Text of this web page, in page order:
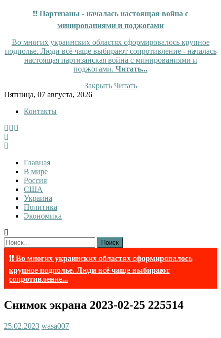
❗❗ Партизаны - началась настоящая война с
минированиями и поджогами
Во многих украинских областях сформировалось крупное
подполье. Люди всё чаще выбирают сопротивление - началась
настоящая партизанская война с минированиями и
поджогами. Читать...
Закрыть Читать
Skip
content
Пятница, 07 августа, 2026
Контакты
InfoRuss
InfoRuss — Новости
Главная
В мире
Россия
США
Украина
Политика
Экономика
Найти:
❗❗ Во многих украинских областях сформировалось
крупное подполье. Люди всё чаще выбирают
сопротивление...
Снимок экрана 2023-02-25 225514
25.02.2023 wasa007